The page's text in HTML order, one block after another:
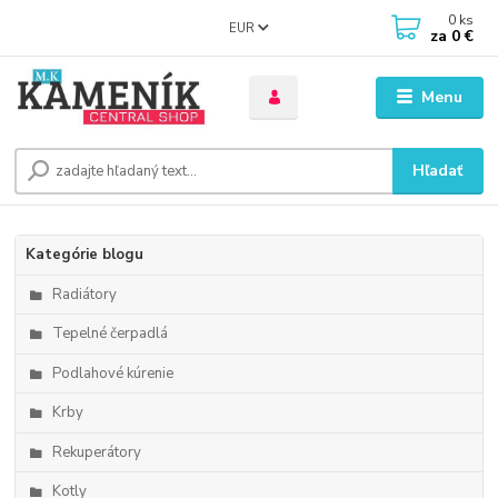
Menu
EUR
Hľadať
0 ks
za 0 €
Kategórie blogu
Radiátory
Tepelné čerpadlá
Podlahové kúrenie
Krby
Rekuperátory
Kotly